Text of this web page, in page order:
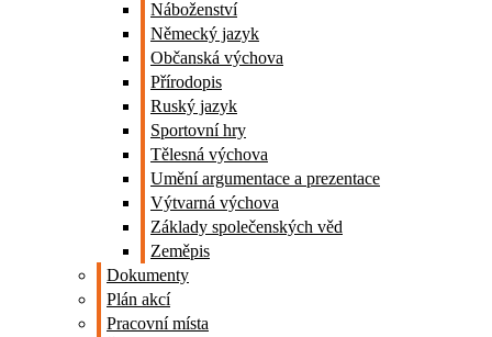
Náboženství
Německý jazyk
Občanská výchova
Přírodopis
Ruský jazyk
Sportovní hry
Tělesná výchova
Umění argumentace a prezentace
Výtvarná výchova
Základy společenských věd
Zeměpis
Dokumenty
Plán akcí
Pracovní místa